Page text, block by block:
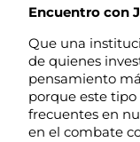
Encuentro con
Que una
de quienes
pensamiento
porque este tipo
frecuentes en
en el combate